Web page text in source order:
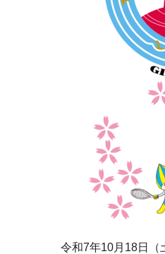
令和7年10月18日（